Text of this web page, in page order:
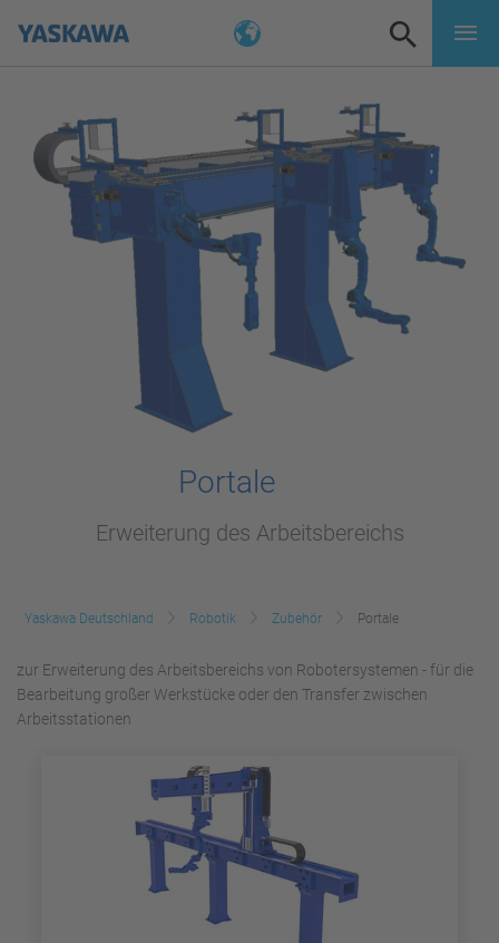
Portale
Erweiterung des Arbeitsbereichs
Yaskawa Deutschland Robotik Zubehör Portale
zur Erweiterung des Arbeitsbereichs von Robotersystemen - für die
Bearbeitung großer Werkstücke oder den Transfer zwischen
Arbeitsstationen